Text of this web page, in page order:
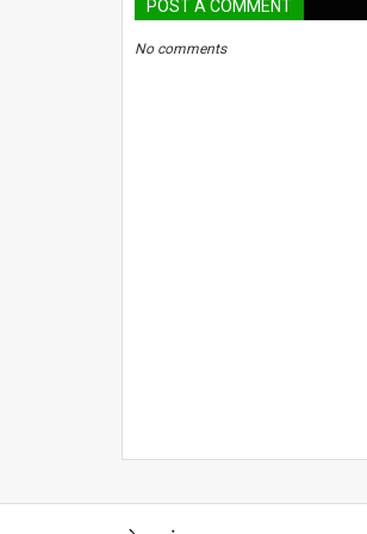
POST A COMMENT
No comments